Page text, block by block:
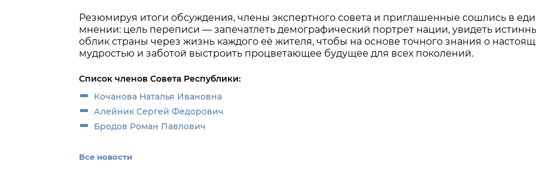
Резюмируя итоги обсуждения, члены экспертного совета и приглашенные сошлись в
мнении: цель переписи — запечатлеть демографический портрет нации, увидеть
облик страны через жизнь каждого её жителя, чтобы на основе точного знания о
мудростью и заботой выстроить процветающее будущее для всех поколений.
Список членов Совета Республики:
Кочанова Наталья Ивановна
Алейник Сергей Федорович
Бродов Роман Павлович
Все новости